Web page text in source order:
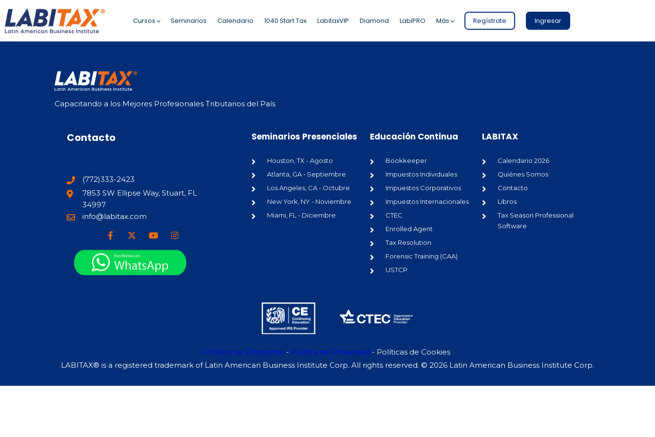
Cursos Seminarios Calendario 1040 Start Tax LabitaxVIP Diamond LabiPRO Más Regístrate Ingresar
Capacitando a los Mejores Profesionales Tributarios del País
Contacto
(772)333-2423
7853 SW Ellipse Way, Stuart, FL
34997
info@labitax.com
Seminarios Presenciales
Houston, TX - Agosto
Atlanta, GA - Septiembre
Los Angeles, CA - Octubre
New York, NY - Noviembre
Miami, FL - Diciembre
Educación Continua
Bookkeeper
Impuestos Individuales
Impuestos Corporativos
Impuestos Internacionales
CTEC
Enrolled Agent
Tax Resolution
Forensic Training (CAA)
USTCP
LABITAX
Calendario 2026
Quiénes Somos
Contacto
Libros
Tax Season Professional
Software
Política de Productos - Política de Privacidad - Políticas de Cookies
LABITAX® is a registered trademark of Latin American Business Institute Corp. All rights reserved. © 2026 Latin American Business Institute Corp.